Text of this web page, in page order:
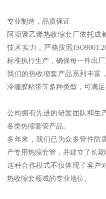
专业制造，品质保证
阿坝聚乙烯热收缩套厂依托成
技术实力，严格按照
标准执行生产，确保每一件出
我们的热收缩套产品系列丰富
冷缠胶粘带等多种类型，可满
公司拥有先进的研发团队和生
各类热缩套管产品。
多年来，我们已为众多管件防
产专用热缩套管，并建立了长期
这种合作模式不仅体现了客户
热收缩套领域的专业地位。